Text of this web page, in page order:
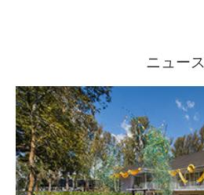
ニュース